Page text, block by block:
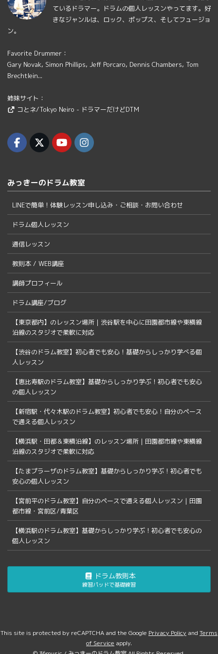
ているドラマー。ドラムの個人レッスンやってます。好
きなジャンルは、ロック、ポップス、そしてフュージョ
ン。
Favorite Drummer：
Gary Novak, Simon Phillips, Jeff Porcaro, Dennis Chambers, Tom
Brechtlein...
姉妹サイト：
コとネ/Tokyo Neiro - ドラマーだけどDTM
みっきーのドラム教室
LINEで簡単！体験レッスン申し込み・ご相談・お問い合わせ
ドラム個人レッスン
通信レッスン
教則本 / WEB講座
講師プロフィール
ドラム講座/ブログ
【東京都内】のレッスン場所｜渋谷駅を中心に田園都市線や東横線
沿線のスタジオで柔軟に対応
【渋谷のドラム教室】初心者でも安心！基礎からしっかり学べる個
人レッスン
【恵比寿駅のドラム教室】基礎からしっかり学ぶ！初心者でも安心
の個人レッスン
【新宿駅・代々木駅のドラム教室】初心者でも安心！自分のペース
で通える個人レッスン
【横浜駅・田都＆東横沿線】のレッスン場所｜田園都市線や東横線
沿線のスタジオで柔軟に対応
【たまプラーザのドラム教室】基礎からしっかり学ぶ！初心者でも
安心の個人レッスン
【宮前平のドラム教室】自分のペースで通える個人レッスン｜田園
都市線・宮前区/青葉区
【横浜駅のドラム教室】基礎からしっかり学ぶ！初心者でも安心の
個人レッスン
ドラム教則本
練習パッドで基礎練習
This site is protected by reCAPTCHA and the Google Privacy Policy and Terms
of Service apply.